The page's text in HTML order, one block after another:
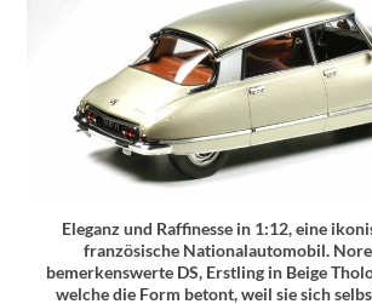
Eleganz und Raffinesse in 1:12, eine
französische Nationalautomobil.
bemerkenswerte DS, Erstling in Beige
welche die Form betont, weil sie sich